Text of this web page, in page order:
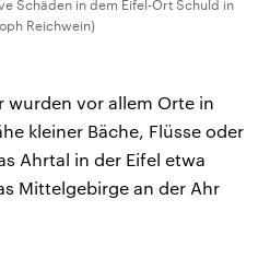
Schäden in dem Eifel-Ort Schuld in
Reichwein)
wurden vor allem Orte in
kleiner Bäche, Flüsse oder
Ahrtal in der Eifel etwa
Mittelgebirge an der Ahr